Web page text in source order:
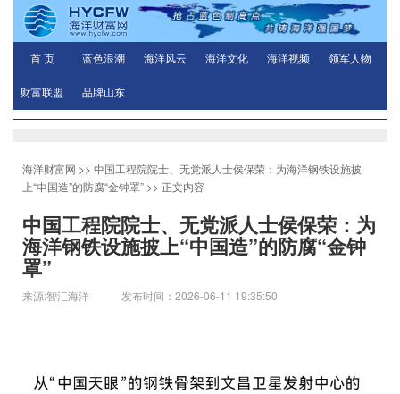
首 页 蓝色浪潮 海洋风云 海洋文化 海洋视频 领军人物
财富联盟 品牌山东
海洋财富网 >> 中国工程院院士、无党派人士侯保荣：为海洋钢铁设施披
上“中国造”的防腐“金钟罩” >> 正文内容
中国工程院院士、无党派人士侯保荣：为
海洋钢铁设施披上“中国造”的防腐“金钟
罩”
来源:智汇海洋 发布时间：2026-06-11 19:35:50